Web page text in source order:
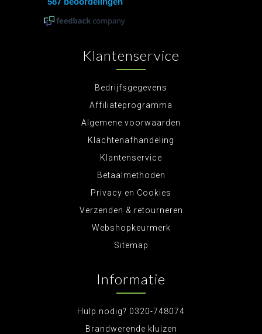
Klantenservice
Bedrijfsgegevens
Affiliateprogramma
Algemene voorwaarden
Klachtenafhandeling
Klantenservice
Betaalmethoden
Privacy en Cookies
Verzenden & retourneren
Webshopkeurmerk
Sitemap
Informatie
Hulp nodig? 0320-748074
Brandwerende kluizen